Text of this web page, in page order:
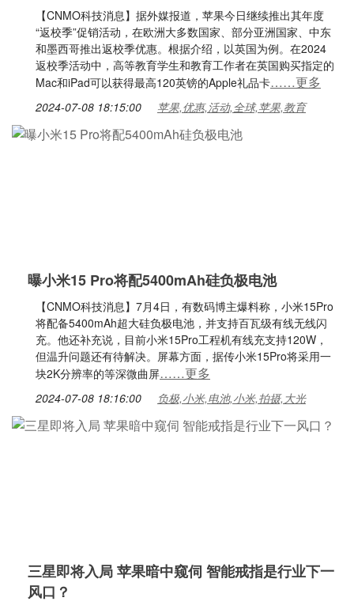
【CNMO科技消息】据外媒报道，苹果今日继续推出其年度
“返校季”促销活动，在欧洲大多数国家、部分亚洲国家、中东
和墨西哥推出返校季优惠。根据介绍，以英国为例。在2024
返校季活动中，高等教育学生和教育工作者在英国购买指定的
Mac和iPad可以获得最高120英镑的Apple礼品卡……更多
2024-07-08 18:15:00 苹果,优惠,活动,全球,苹果,教育
曝小米15 Pro将配5400mAh硅负极电池
【CNMO科技消息】7月4日，有数码博主爆料称，小米15Pro
将配备5400mAh超大硅负极电池，并支持百瓦级有线无线闪
充。他还补充说，目前小米15Pro工程机有线充支持120W，
但温升问题还有待解决。屏幕方面，据传小米15Pro将采用一
块2K分辨率的等深微曲屏……更多
2024-07-08 18:16:00 负极,小米,电池,小米,拍摄,大光
三星即将入局 苹果暗中窥伺 智能戒指是行业下一
风口？